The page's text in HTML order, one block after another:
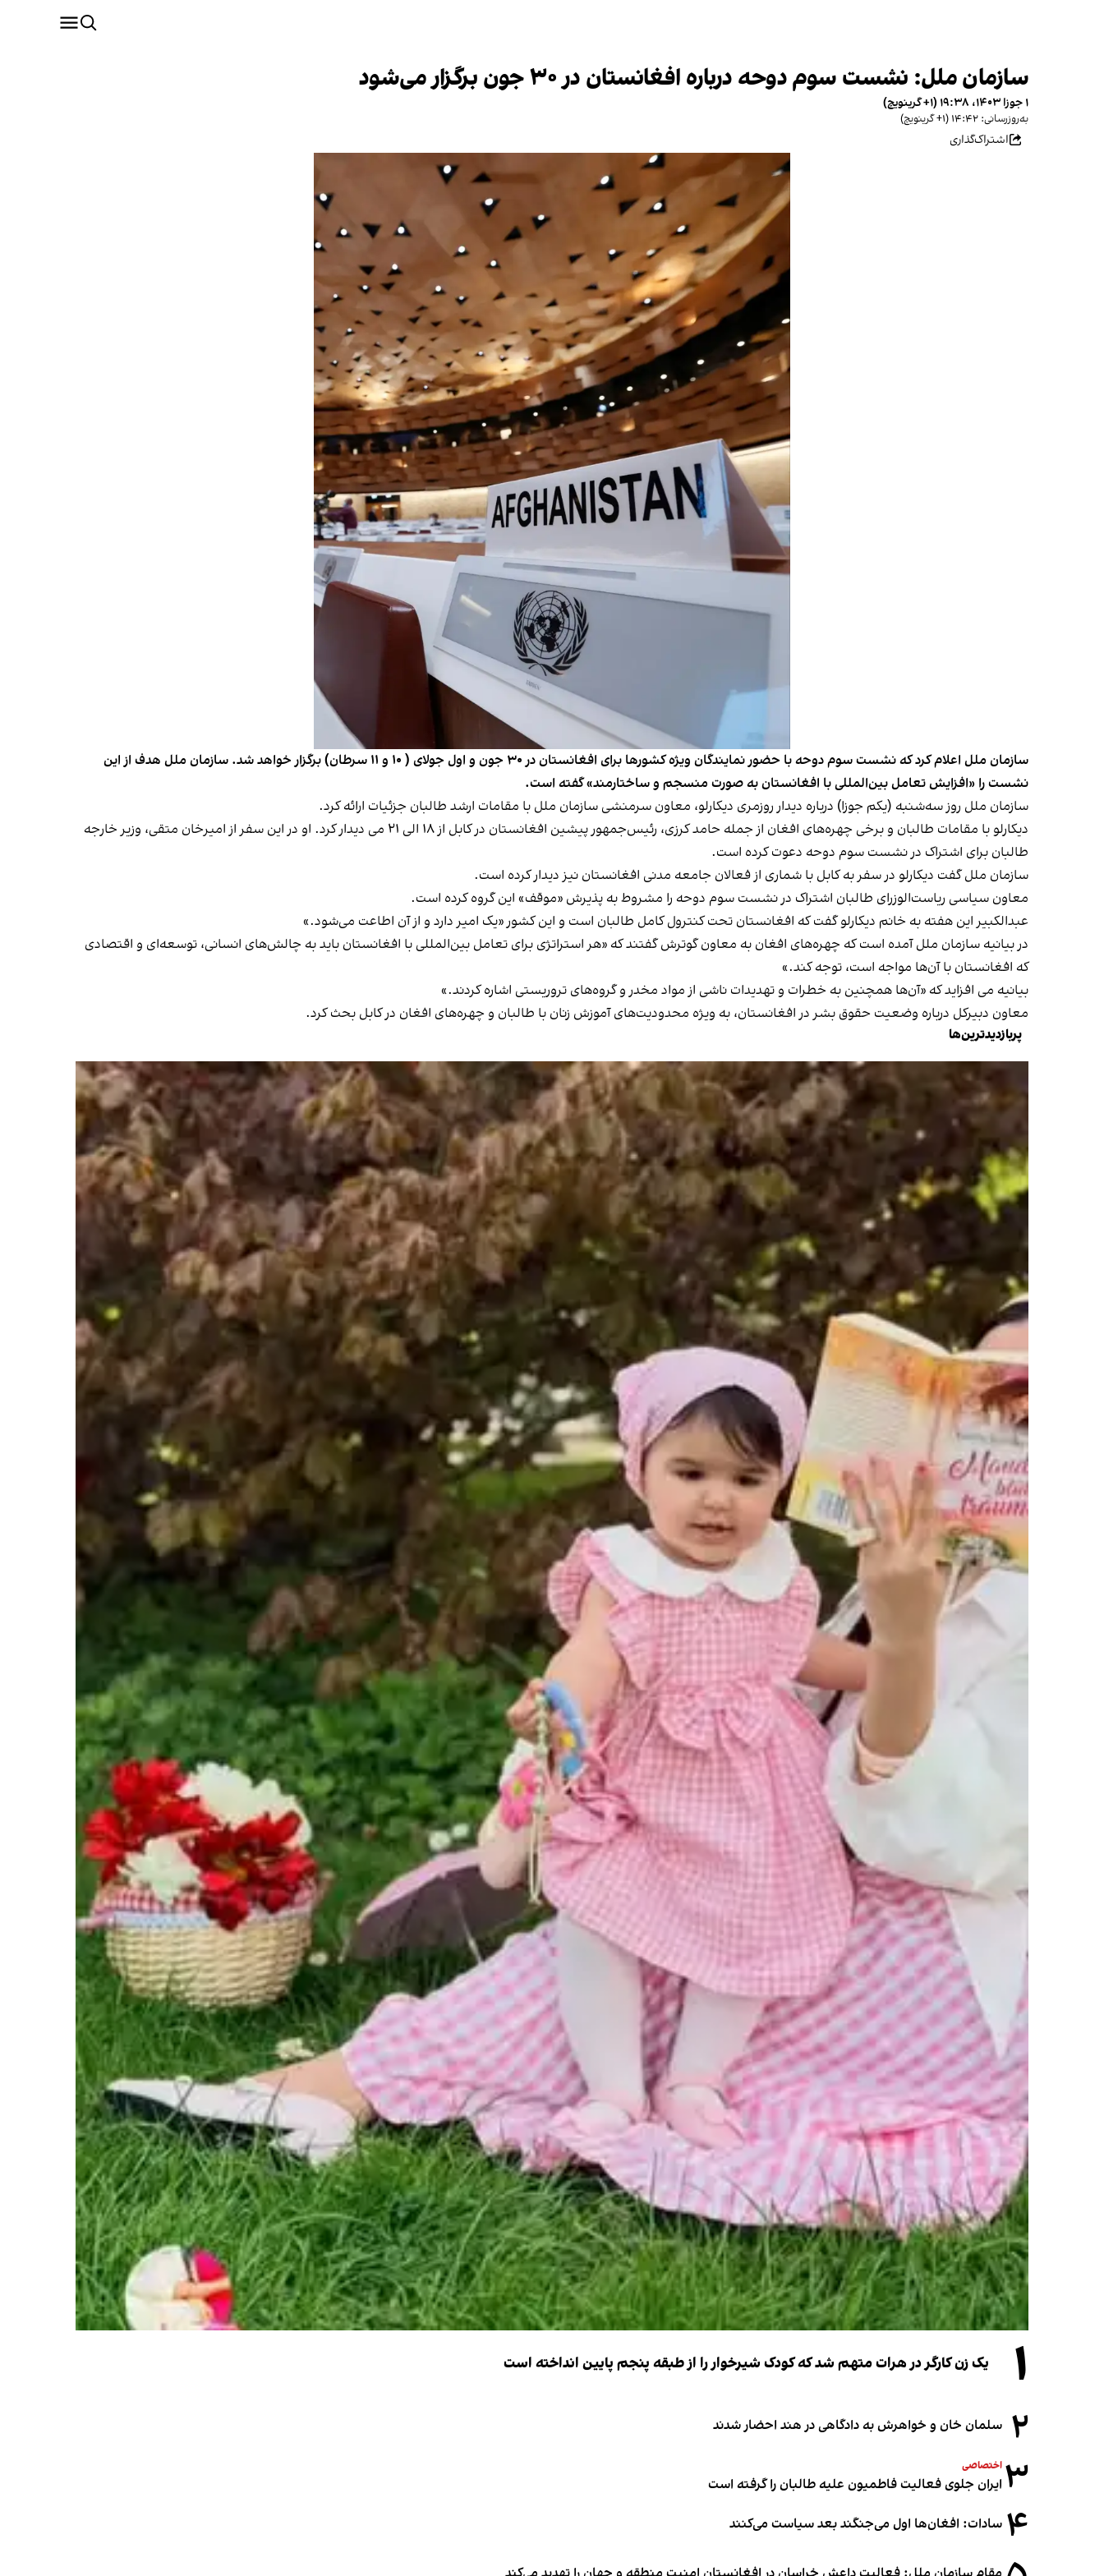
سازمان ملل: نشست سوم دوحه درباره افغانستان در ۳۰ جون برگزار می‌شود
۱ جوزا ۱۴۰۳، ۱۹:۳۸ (‎+۱ گرینویچ)
به‌روزرسانی: ۱۴:۴۲ (‎+۱ گرینویچ)
اشتراک‌گذاری
سازمان ملل اعلام کرد که نشست سوم دوحه با حضور نمایندگان ویژه کشورها برای افغانستان در ۳۰ جون و اول جولای ( ۱۰ و ۱۱ سرطان) برگزار خواهد شد. سازمان ملل هدف از این
نشست را «افزایش تعامل بین‌المللی با افغانستان به صورت منسجم و ساختارمند» گفته است.
سازمان ملل روز سه‌شنبه (یکم جوزا) درباره دیدار روزمری دیکارلو، معاون سرمنشی سازمان ملل با مقامات ارشد طالبان جزئیات ارائه کرد.
دیکارلو با مقامات طالبان و برخی چهره‌های افغان از جمله حامد کرزی، رئیس‌جمهور پیشین افغانستان در کابل از ۱۸ الی ۲۱ می دیدار کرد. او در این سفر از امیرخان متقی، وزیر خارجه
طالبان برای اشتراک در نشست سوم دوحه دعوت کرده است.
سازمان ملل گفت دیکارلو در سفر به کابل با شماری از فعالان جامعه مدنی افغانستان نیز دیدار کرده است.
معاون سیاسی ریاست‌الوزرای طالبان اشتراک در نشست سوم دوحه را مشروط به پذیرش «موقف» این گروه کرده است.
عبدالکبیر این هفته به خانم دیکارلو گفت که افغانستان تحت کنترول کامل طالبان است و این کشور «یک امیر دارد و از آن اطاعت می‌شود.»
در بیانیه سازمان ملل آمده است که چهره‌های افغان به معاون گوترش گفتند که «هر استراتژی برای تعامل بین‌المللی با افغانستان باید به چالش‌های انسانی، توسعه‌ای و اقتصادی
که افغانستان با آن‌ها مواجه است، توجه کند.»
بیانیه می افزاید که «آن‌ها همچنین به خطرات و تهدیدات ناشی از مواد مخدر و گروه‌های تروریستی اشاره کردند.»
معاون دبیرکل درباره وضعیت حقوق بشر در افغانستان، به ویژه محدودیت‌های آموزش زنان با طالبان و چهره‌های افغان در کابل بحث کرد.
پربازدیدترین‌ها
۱ یک زن کارگر در هرات متهم شد که کودک شیرخوار را از طبقه پنجم پایین انداخته است
۲ سلمان خان و خواهرش به دادگاهی در هند احضار شدند
۳ اختصاصی
ایران جلوی فعالیت فاطمیون علیه طالبان را گرفته است
۴ سادات: افغان‌ها اول می‌جنگند بعد سیاست می‌کنند